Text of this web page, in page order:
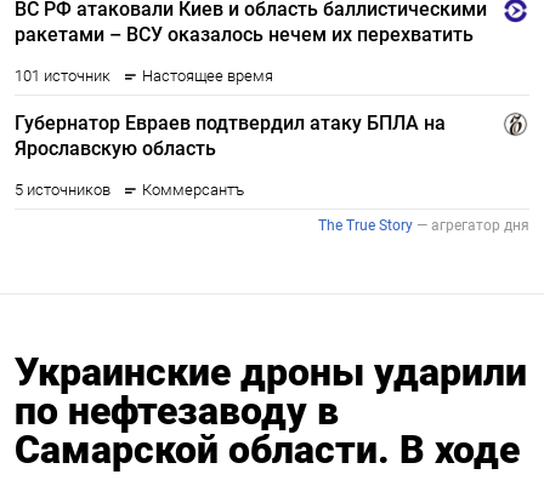
Украинские дроны ударили
по нефтезаводу в
Самарской области. В ходе